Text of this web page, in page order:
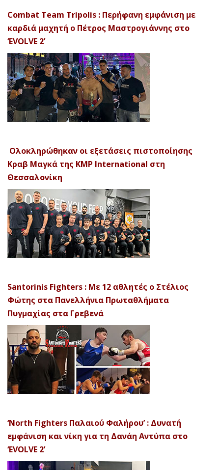
Combat Team Tripolis : Περήφανη εμφάνιση με
καρδιά μαχητή ο Πέτρος Μαστρογιάννης στο
‘EVOLVE 2’
Ολοκληρώθηκαν οι εξετάσεις πιστοποίησης
Κραβ Μαγκά της KMP International στη
Θεσσαλονίκη
Santorinis Fighters : Με 12 αθλητές ο Στέλιος
Φώτης στα Πανελλήνια Πρωταθλήματα
Πυγμαχίας στα Γρεβενά
‘North Fighters Παλαιού Φαλήρου’ : Δυνατή
εμφάνιση και νίκη για τη Δανάη Αντύπα στο
‘EVOLVE 2’